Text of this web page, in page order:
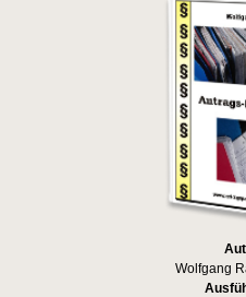
Wolfgang